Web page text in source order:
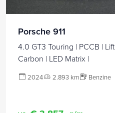
Porsche 911
4.0 GT3 Touring | PCCB |
Carbon | LED Matrix |
2024 2.893 km Benzine